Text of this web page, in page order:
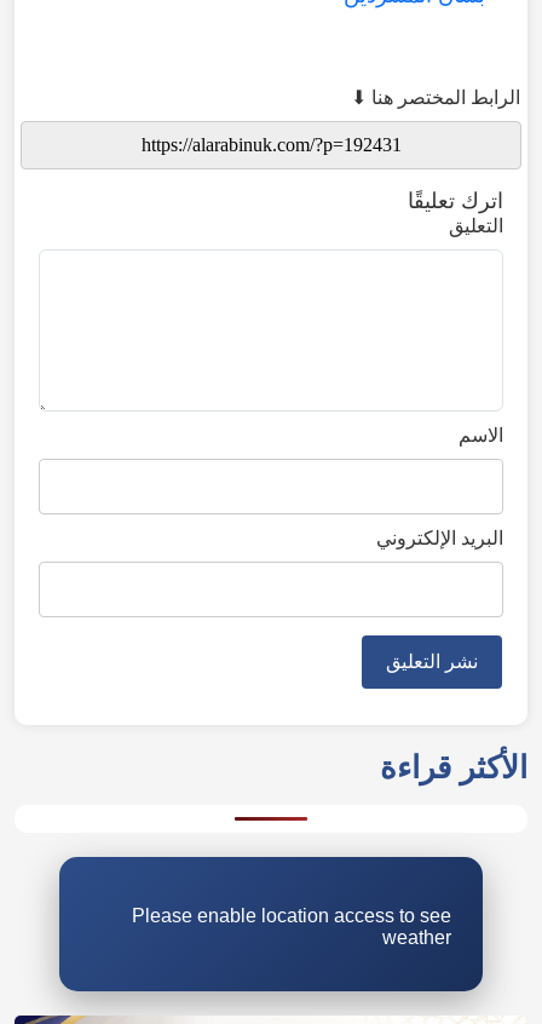
الرابط المختصر هنا ⬇
اترك تعليقًا
التعليق
الاسم
البريد الإلكتروني
الأكثر قراءة
Please enable location access to see
weather